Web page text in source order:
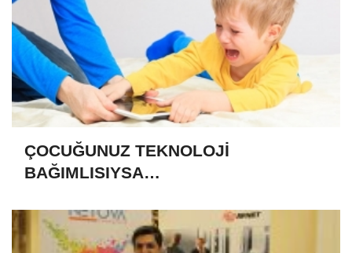
ÇOCUĞUNUZ TEKNOLOJİ
BAĞIMLISIYSA…